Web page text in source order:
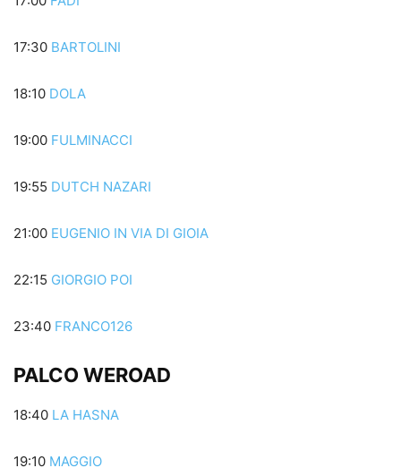
17:30 BARTOLINI
18:10 DOLA
19:00 FULMINACCI
19:55 DUTCH NAZARI
21:00 EUGENIO IN VIA DI GIOIA
22:15 GIORGIO POI
23:40 FRANCO126
PALCO WEROAD
18:40 LA HASNA
19:10 MAGGIO